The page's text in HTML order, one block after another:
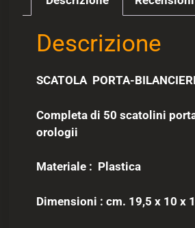
Descrizione
SCATOLA PORTA-BILANCIERI
Completa di 50 scatolini
orologii
Materiale : Plastica
Dimensioni : cm. 19,5 x 10 x 1